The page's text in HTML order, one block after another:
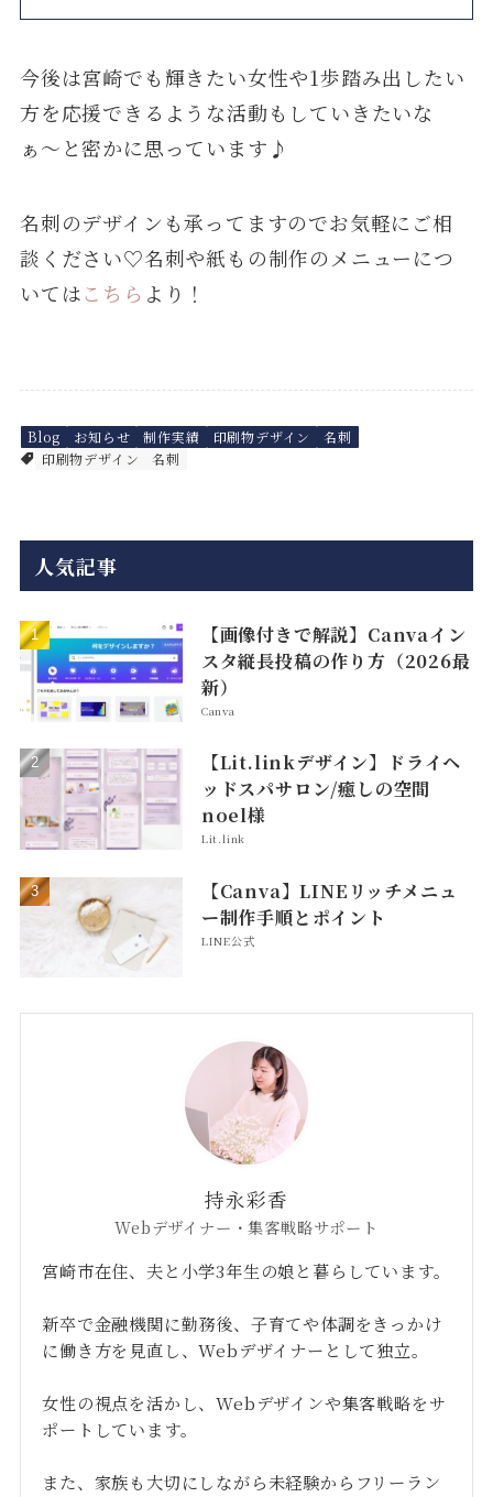
今後は宮崎でも輝きたい女性や1歩踏み出したい
方を応援できるような活動もしていきたいな
ぁ〜と密かに思っています♪
名刺のデザインも承ってますのでお気軽にご相
談ください♡名刺や紙もの制作のメニューにつ
いてはこちら より！
Blog お知らせ 制作実績 印刷物デザイン
名刺
印刷物デザイン
名刺
人気記事
【画像付きで解説】Canvaイン
スタ縦長投稿の作り方（2026最
新）
Canva
【Lit.linkデザイン】ドライヘ
ッドスパサロン/癒しの空間
noel様
Lit.link
【Canva】LINEリッチメニュ
ー制作手順とポイント
LINE公式
持永彩香
Webデザイナー・集客戦略サポート
宮崎市在住、夫と小学3年生の娘と暮らしています。
新卒で金融機関に勤務後、子育てや体調をきっかけ
に働き方を見直し、Webデザイナーとして独立。
女性の視点を活かし、Webデザインや集客戦略をサ
ポートしています。
また、家族も大切にしながら未経験からフリーラン